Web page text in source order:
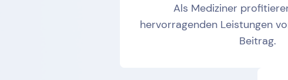
Als Mediziner
hervorragenden Leistungen
Beitrag.